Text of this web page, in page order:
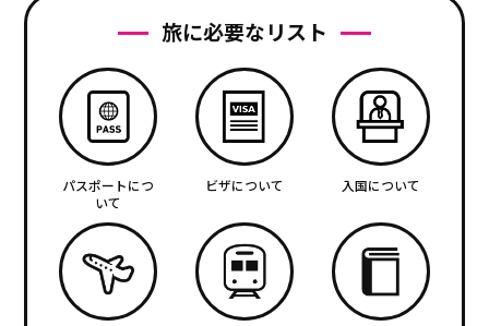
旅に必要なリスト
パスポートにつ
いて
ビザについて 入国について